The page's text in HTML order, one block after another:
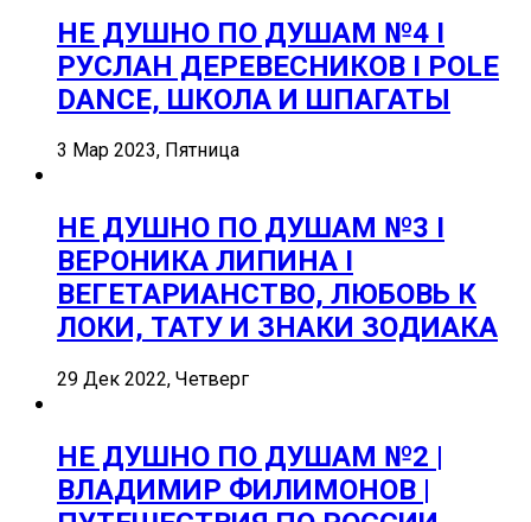
НЕ ДУШНО ПО ДУШАМ №4 I
РУСЛАН ДЕРЕВЕСНИКОВ I POLE
DANCE, ШКОЛА И ШПАГАТЫ
3 Мар 2023, Пятница
НЕ ДУШНО ПО ДУШАМ №3 I
ВЕРОНИКА ЛИПИНА I
ВЕГЕТАРИАНСТВО, ЛЮБОВЬ К
ЛОКИ, ТАТУ И ЗНАКИ ЗОДИАКА
29 Дек 2022, Четверг
НЕ ДУШНО ПО ДУШАМ №2 |
ВЛАДИМИР ФИЛИМОНОВ |